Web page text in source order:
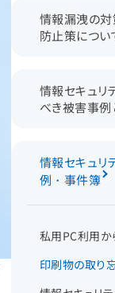
情報漏洩の対
防止策につい
情報セキュリ
べき被害事例
情報セキュリ
例・事件簿
私用PC利用か
印刷物の取り